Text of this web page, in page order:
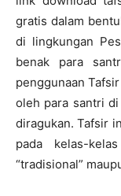
gratis dalam
di lingkungan
benak para
penggunaan
oleh para santri
diragukan. Tafsir
pada kelas-
“tradisional”